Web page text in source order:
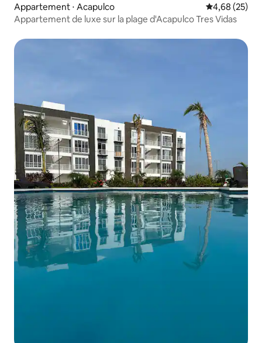
Appartement ⋅ Acapulco Évaluation
4,68 (25)
Appartement de luxe sur la plage d'Acapulco Tres Vidas